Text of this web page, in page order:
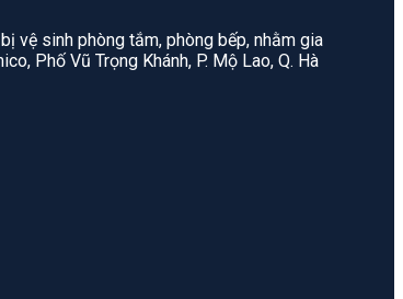
vệ sinh phòng tắm, phòng bếp, nhằm gia
Phố Vũ Trọng Khánh, P. Mộ Lao, Q. Hà